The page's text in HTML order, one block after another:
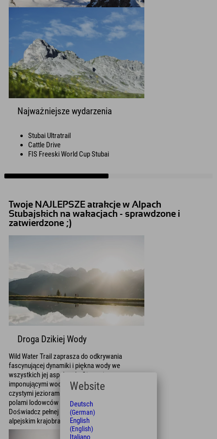
Najważniejsze wydarzenia
Stubai Ultratrail
Cattle Drive
FIS Freeski World Cup Stubai
Twoje NAJLEPSZE atrakcje w Alpach
Stubajskich na wakacjach - sprawdzone i
zatwierdzone ;)
Droga Dzikiej Wody
Wild Water Trail zaprasza do odkrywania
fascynującej dynamiki i piękna wody we
wszystkich jej aspektach. Ciesz się
imponującymi wodospadami, krystalicznie
czystymi jeziorami górskimi i błyszczącymi
polami lodowców świecącymi w słońcu.
Doświadcz pełnej różnorodności wody w
alpejskim krajobrazie!
Website
Deutsch
(German)
English
(English)
Italiano